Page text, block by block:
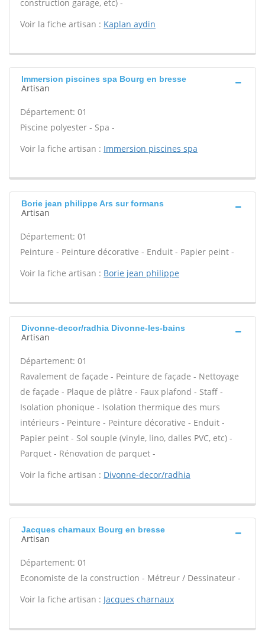
construction garage, etc) -
Voir la fiche artisan : Kaplan aydin
Immersion piscines spa Bourg en bresse
Artisan
Département: 01
Piscine polyester - Spa -
Voir la fiche artisan : Immersion piscines spa
Borie jean philippe Ars sur formans
Artisan
Département: 01
Peinture - Peinture décorative - Enduit - Papier peint -
Voir la fiche artisan : Borie jean philippe
Divonne-decor/radhia Divonne-les-bains
Artisan
Département: 01
Ravalement de façade - Peinture de façade - Nettoyage
de façade - Plaque de plâtre - Faux plafond - Staff -
Isolation phonique - Isolation thermique des murs
intérieurs - Peinture - Peinture décorative - Enduit -
Papier peint - Sol souple (vinyle, lino, dalles PVC, etc) -
Parquet - Rénovation de parquet -
Voir la fiche artisan : Divonne-decor/radhia
Jacques charnaux Bourg en bresse
Artisan
Département: 01
Economiste de la construction - Métreur / Dessinateur -
Voir la fiche artisan : Jacques charnaux